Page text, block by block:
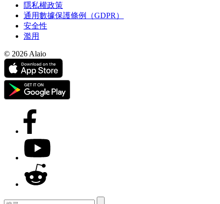
隱私權政策
通用數據保護條例（GDPR）
安全性
濫用
© 2026 Alaio